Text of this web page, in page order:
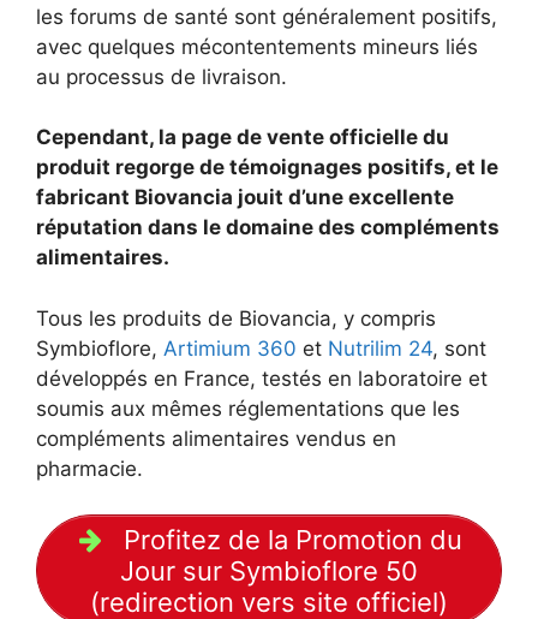
les forums de santé sont généralement positifs,
avec quelques mécontentements mineurs liés
au processus de livraison.
Cependant, la page de vente officielle du
produit regorge de témoignages positifs, et le
fabricant Biovancia jouit d’une excellente
réputation dans le domaine des compléments
alimentaires.
Tous les produits de Biovancia, y compris
Symbioflore, Artimium 360 et Nutrilim 24, sont
développés en France, testés en laboratoire et
soumis aux mêmes réglementations que les
compléments alimentaires vendus en
pharmacie.
Profitez de la Promotion du
Jour sur Symbioflore 50
(redirection vers site officiel)